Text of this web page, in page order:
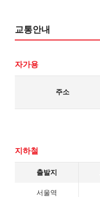
교통안내
자가용
주소
지하철
출발지
서울역